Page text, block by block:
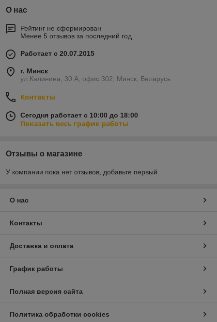
О нас
Рейтинг не сформирован
Менее 5 отзывов за последний год
Работает с 20.07.2015
г. Минск
ул.Калинина, 30 А, офис 302, Минск, Беларусь
Контакты
Сегодня работает с 10:00 до 18:00
Показать весь график работы
Отзывы о магазине
У компании пока нет отзывов, добавьте первый
О нас
Контакты
Доставка и оплата
График работы
Полная версия сайта
Политика обработки cookies